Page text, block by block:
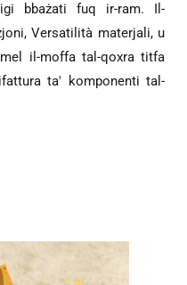
bbażati fuq ir-ram. Il-
Versatilità materjali, u
il-moffa tal-qoxra titfa
ta' komponenti tal-